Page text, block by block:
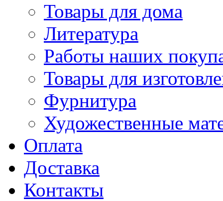
Товары для дома
Литература
Работы наших
Товары для
Фурнитура
Художественные
Оплата
Доставка
Контакты